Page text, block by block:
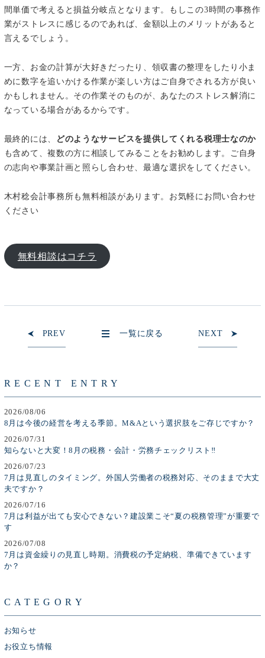
間単価で考えると損益分岐点となります。もしこの3時間の事務作
業がストレスに感じるのであれば、金額以上のメリットがあると
言えるでしょう。
一方、お金の計算が大好きだったり、領収書の整理をしたり小ま
めに数字を追いかける作業が楽しい方はご自身でされる方が良い
かもしれません。その作業そのものが、あなたのストレス解消に
なっている場合があるからです。
最終的には、
どのようなサービスを提供してくれる税理士なのか
も含めて、複数の方に相談してみることをお勧めします。ご自身
の志向や事業計画と照らし合わせ、最適な選択をしてください。
木村稔会計事務所も無料相談があります。お気軽にお問い合わせ
ください
無料相談はコチラ
PREV 一覧に戻る NEXT
RECENT ENTRY
2026/08/06
8月は今後の経営を考える季節。M&Aという選択肢をご存じですか？
2026/07/31
知らないと大変！8月の税務・会計・労務チェックリスト‼
2026/07/23
7月は見直しのタイミング。外国人労働者の税務対応、そのままで大丈
夫ですか？
2026/07/16
7月は利益が出ても安心できない？建設業こそ“夏の税務管理”が重要で
す
2026/07/08
7月は資金繰りの見直し時期。消費税の予定納税、準備できています
か？
CATEGORY
お知らせ
お役立ち情報